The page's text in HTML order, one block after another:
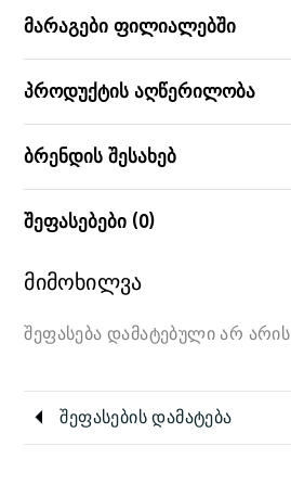
მარაგები ფილიალებში
პროდუქტის აღწერილობა
ბრენდის შესახებ
შეფასებები (0)
მიმოხილვა
შეფასება დამატებული არ არის
შეფასების დამატება